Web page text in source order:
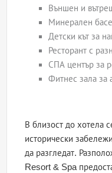
Външен и
Минерален
Детски кът за
Ресторант с
СПА център за
Фитнес зала за
В близост до хотела
исторически
да разгледат.
Resort & Spa